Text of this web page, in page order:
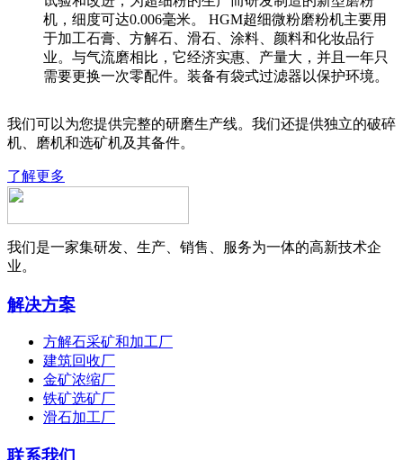
机，细度可达0.006毫米。 HGM超细微粉磨粉机主要用
于加工石膏、方解石、滑石、涂料、颜料和化妆品行
业。与气流磨相比，它经济实惠、产量大，并且一年只
需要更换一次零配件。装备有袋式过滤器以保护环境。
我们可以为您提供完整的研磨生产线。我们还提供独立的破碎
机、磨机和选矿机及其备件。
了解更多
我们是一家集研发、生产、销售、服务为一体的高新技术企
业。
解决方案
方解石采矿和加工厂
建筑回收厂
金矿浓缩厂
铁矿选矿厂
滑石加工厂
联系我们